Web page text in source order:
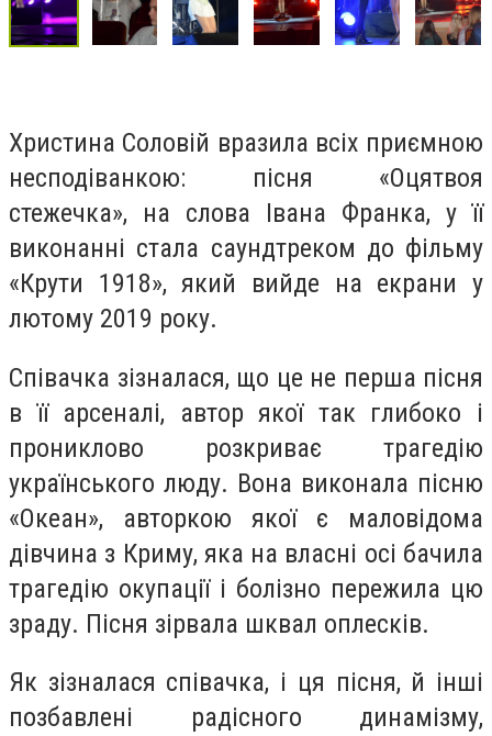
Христина Соловій вразила всіх приємною
несподіванкою: пісня «Оцятвоя
стежечка», на слова Івана Франка, у її
виконанні стала саундтреком до фільму
«Крути 1918», який вийде на екрани у
лютому 2019 року.
Співачка зізналася, що це не перша пісня
в її арсеналі, автор якої так глибоко і
прониклово розкриває трагедію
українського люду. Вона виконала пісню
«Океан», авторкою якої є маловідома
дівчина з Криму, яка на власні осі бачила
трагедію окупації і болізно пережила цю
зраду. Пісня зірвала шквал оплесків.
Як зізналася співачка, і ця пісня, й інші
позбавлені радісного динамізму,